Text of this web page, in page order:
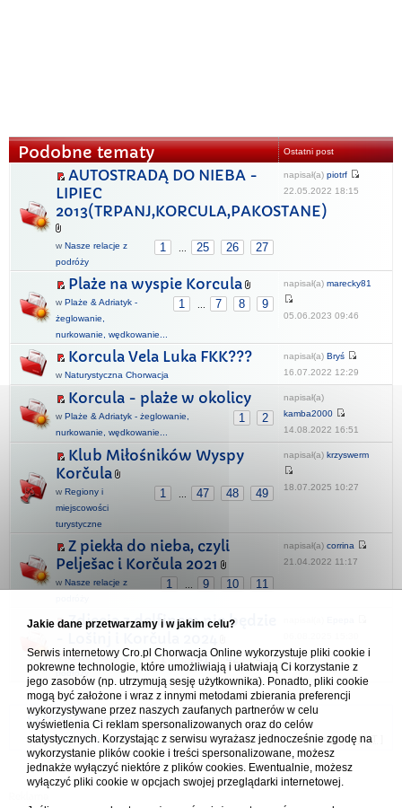
Podobne tematy Ostatni post
AUTOSTRADĄ DO NIEBA -
LIPIEC
2013(TRPANJ,KORCULA,PAKOSTANE)
1 25 26 27
w Nasze relacje z
podróży
napisał(a) piotrf
22.05.2022 18:15
Plaże na wyspie Korcula
1 7 8 9
w Plaże & Adriatyk -
żeglowanie,
nurkowanie, wędkowanie...
napisał(a) marecky81
05.06.2023 09:46
Korcula Vela Luka FKK???
w Naturystyczna Chorwacja
napisał(a) Bryś
16.07.2022 12:29
Korcula - plaże w okolicy
1 2
w Plaże & Adriatyk - żeglowanie,
nurkowanie, wędkowanie...
napisał(a)
kamba2000
14.08.2022 16:51
Klub Miłośników Wyspy
Korčula
1 47 48 49
w Regiony i
miejscowości
turystyczne
napisał(a) krzyswerm
18.07.2025 10:27
Z piekła do nieba, czyli
Pelješac i Korčula 2021
1 9 10 11
w Nasze relacje z
napisał(a) corrina
21.04.2022 11:17
Zdjęcia z delfinem nie będzie
1 ... 41 42 43
wNasze relacje z
podróży
Forum Chorwacja Online - Cro.pl
Usuń ciasteczka• Strefa czasowa: UTC + 1 (Polska - czas zimowy) [ DST
Jakie dane przetwarzamy i w jakim celu?
Serwis internetowy Cro.pl Chorwacja Online wykorzystuje pliki cookie i
pokrewne technologie, które umożliwiają i ułatwiają Ci korzystanie z
jego zasobów (np. utrzymują sesję użytkownika). Ponadto, pliki cookie
mogą być założone i wraz z innymi metodami zbierania preferencji
wykorzystywane przez naszych zaufanych partnerów w celu
wyświetlenia Ci reklam spersonalizowanych oraz do celów
statystycznych. Korzystając z serwisu wyrażasz jednocześnie zgodę na
wykorzystanie plików cookie i treści spersonalizowane, możesz
jednakże wyłączyć niektóre z plików cookies. Ewentualnie, możesz
wyłączyć pliki cookie w opcjach swojej przeglądarki internetowej.